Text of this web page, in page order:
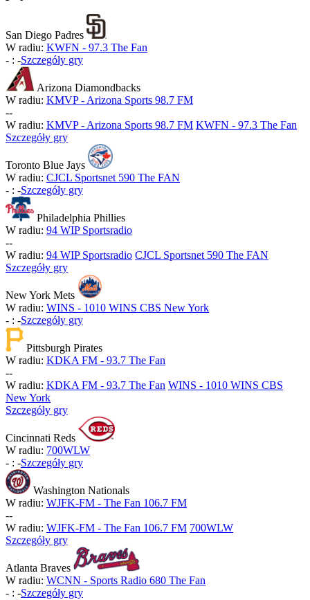
San Diego Padres
W radiu: KWFN - 97.3 The Fan
- : -Szczegóły gry
Arizona Diamondbacks
W radiu: KMVP - Arizona Sports 98.7 FM
--
W radiu: KMVP - Arizona Sports 98.7 FM KWFN - 97.3 The Fan
Szczegóły gry
Toronto Blue Jays
W radiu: CJCL Sportsnet 590 The FAN
- : -Szczegóły gry
Philadelphia Phillies
W radiu: 94 WIP Sportsradio
--
W radiu: 94 WIP Sportsradio CJCL Sportsnet 590 The FAN
Szczegóły gry
New York Mets
W radiu: WINS - 1010 WINS CBS New York
- : -Szczegóły gry
Pittsburgh Pirates
W radiu: KDKA FM - 93.7 The Fan
--
W radiu: KDKA FM - 93.7 The Fan WINS - 1010 WINS CBS
New York
Szczegóły gry
Cincinnati Reds
W radiu: 700WLW
- : -Szczegóły gry
Washington Nationals
W radiu: WJFK-FM - The Fan 106.7 FM
--
W radiu: WJFK-FM - The Fan 106.7 FM 700WLW
Szczegóły gry
Atlanta Braves
W radiu: WCNN - Sports Radio 680 The Fan
- : -Szczegóły gry